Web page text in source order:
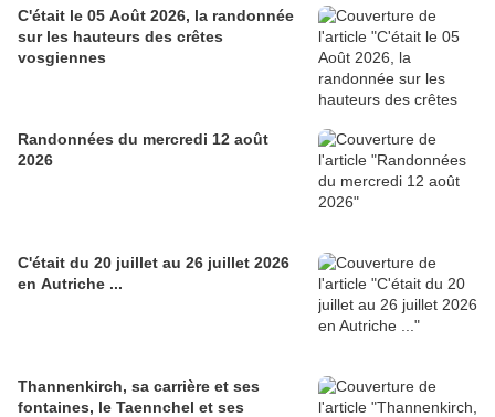
C'était le 05 Août 2026, la randonnée
sur les hauteurs des crêtes
vosgiennes
Randonnées du mercredi 12 août
2026
C'était du 20 juillet au 26 juillet 2026
en Autriche ...
Thannenkirch, sa carrière et ses
fontaines, le Taennchel et ses